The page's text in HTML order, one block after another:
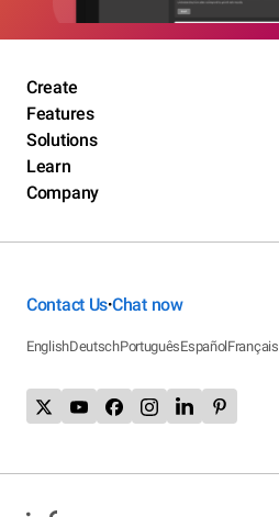
Create
Features
Solutions
Learn
Company
Contact Us•Chat now
EnglishDeutschPortuguêsEspañolFrançais